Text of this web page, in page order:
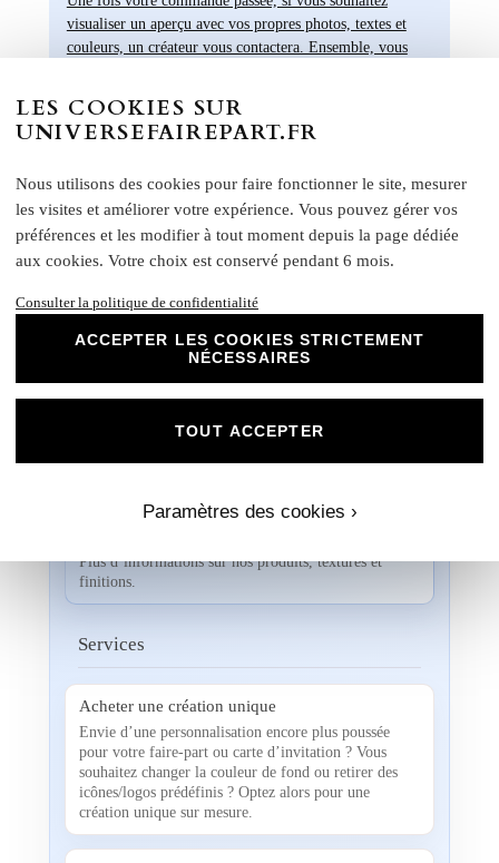
visualiser un aperçu avec vos propres photos, textes et
couleurs, un créateur vous contactera. Ensemble, vous
apporte. Nous n'imprimerons rien sans votre validation
préalable.
Informations
43 09
Plus d’informations sur nos produits, textures et
finitions.
Services
Acheter une création unique
Envie d’une personnalisation encore plus poussée
pour votre faire-part ou carte d’invitation ? Vous
souhaitez changer la couleur de fond ou retirer des
icônes/logos prédéfinis ? Optez alors pour une
création unique sur mesure.
LES COOKIES SUR
UNIVERSEFAIREPART.FR
Nous utilisons des cookies pour faire fonctionner le site, mesurer
les visites et améliorer votre expérience. Vous pouvez gérer vos
préférences et les modifier à tout moment depuis la page dédiée
aux cookies. Votre choix est conservé pendant 6 mois.
Consulter la politique de confidentialité
ACCEPTER LES COOKIES STRICTEMENT
NÉCESSAIRES
Paramètres des cookies ›
TOUT ACCEPTER